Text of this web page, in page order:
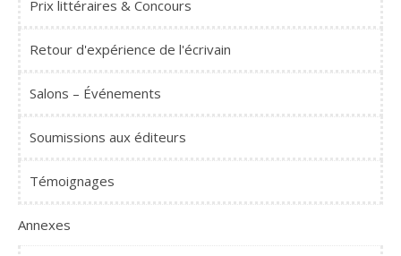
Prix littéraires & Concours
Retour d'expérience de l'écrivain
Salons – Événements
Soumissions aux éditeurs
Témoignages
Annexes